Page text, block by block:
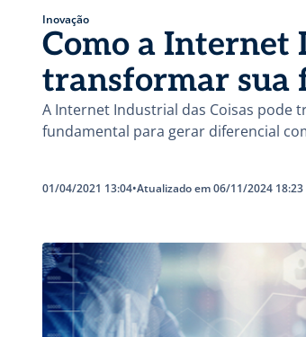
Inovação
Como a Internet
transformar sua
A Internet Industrial das Coisas pode
fundamental para gerar diferencial
01/04/2021 13:04•Atualizado em 06/11/2024 18:23